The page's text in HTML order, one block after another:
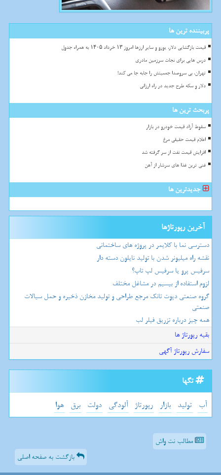
پربیننده ترین ها
قیمت بازگشایی دلار، یورو و سایر ارزها امروز ۱۳ خرداد ۱۴۰۵ به همراه جدول
درس هایی برای نجات سرزمین مادری
تهران، بی سروصدا جمعیتش را جابه جا می کند!
دلار و سکه طرح جدید در راه ارزانی
پربحث ترین ها
سقوط آزاد قیمت خودرو در بازار
اعلام قیمت حقیقی مرغ
افزایش قیمت نفت از سر گرفته شد
غنی ترین غذا های سرشار از آهن
جدیدترین ها
آخرین رپورتاژها
دسترسی نما با کلایمر در پروژه های ساختمانی
نقشه راه میلیونر شدن با تولید نایلون دسته دار
سرفیس پرو یا سرفیس لپ تاپ؟
لزوم استفاده از بیسیم در مشاغل مختلف
گروه صنعتی دپوت تانک مرجع طراحی و تولید مخازن ذخیره و حمل سیالات
صنعتی
همه چیز درباره تزریق فیلر لب
بقیه رپورتاژ ها
سفارش رپورتاژ آگهی
تگها
آب تولید بازار رپورتاژ آلودگی دولت برق هوا
مطالب نت واش
بازگشت به صفحه اصلی